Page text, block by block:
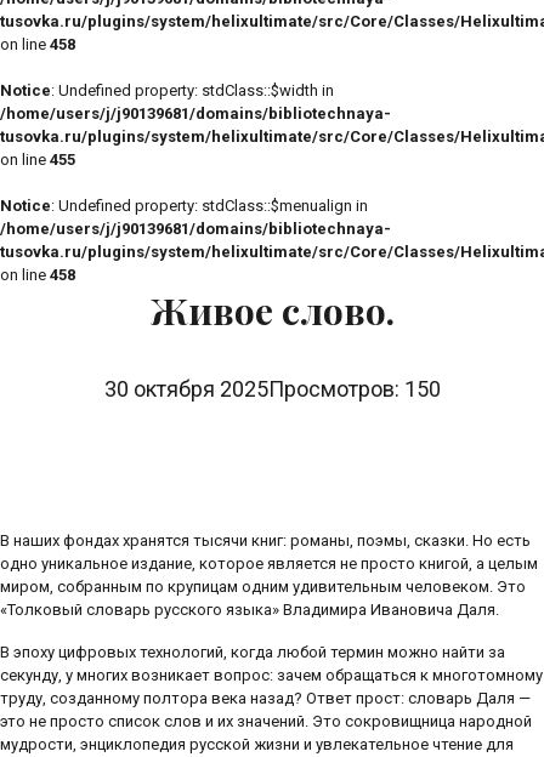
tusovka.ru/plugins/system/helixultimate/src/Core/Classes/
on line 458
Notice: Undefined property: stdClass::$width in
/home/users/j/j90139681/domains/bibliotechnaya-
tusovka.ru/plugins/system/helixultimate/src/Core/Classes/
on line 455
Notice: Undefined property: stdClass::$menualign in
/home/users/j/j90139681/domains/bibliotechnaya-
tusovka.ru/plugins/system/helixultimate/src/Core/Classes/
on line 458
Живое слово.
30 октября 2025Просмотров: 150
В наших фондах хранятся тысячи книг: романы, поэмы, сказки. Но есть
одно уникальное издание, которое является не просто книгой, а целым
миром, собранным по крупицам одним удивительным человеком. Это
«Толковый словарь русского языка» Владимира Ивановича Даля.
В эпоху цифровых технологий, когда любой термин можно найти за
секунду, у многих возникает вопрос: зачем обращаться к многотомному
труду, созданному полтора века назад? Ответ прост: словарь Даля —
это не просто список слов и их значений. Это сокровищница народной
мудрости, энциклопедия русской жизни и увлекательное чтение для